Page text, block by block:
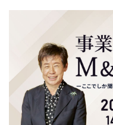
件
み
る
2021
年
2020
年